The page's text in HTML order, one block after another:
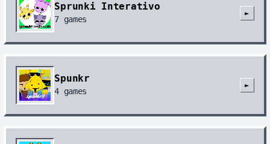
Sprunki Interativo
7 games
►
Spunkr
4 games
►